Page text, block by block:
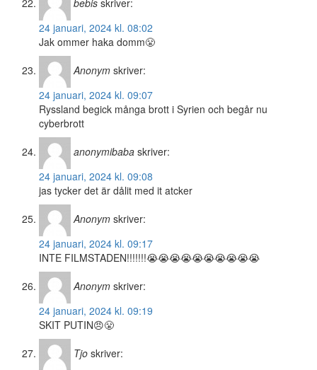
bebis skriver:
24 januari, 2024 kl. 08:02
Jak ommer haka domm😤
Anonym skriver:
24 januari, 2024 kl. 09:07
Ryssland begick många brott i Syrien och begår nu
cyberbrott
anonymibaba skriver:
24 januari, 2024 kl. 09:08
jas tycker det är dålit med it atcker
Anonym skriver:
24 januari, 2024 kl. 09:17
INTE FILMSTADEN!!!!!!!😭😭😭😭😭😭😭😭😭😭
Anonym skriver:
24 januari, 2024 kl. 09:19
SKIT PUTIN😠😤
Tjo skriver: